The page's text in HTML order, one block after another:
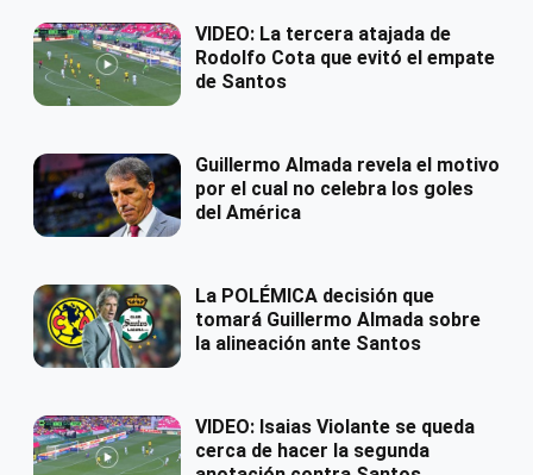
VIDEO: La tercera atajada de
Rodolfo Cota que evitó el empate
de Santos
Guillermo Almada revela el motivo
por el cual no celebra los goles
del América
La POLÉMICA decisión que
tomará Guillermo Almada sobre
la alineación ante Santos
VIDEO: Isaias Violante se queda
cerca de hacer la segunda